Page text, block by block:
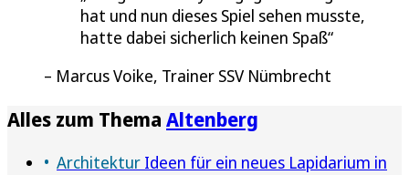
hat und nun dieses Spiel sehen musste,
hatte dabei sicherlich keinen Spaß
Marcus Voike, Trainer SSV Nümbrecht
Alles zum Thema Altenberg
Architektur Ideen für ein neues Lapidarium in